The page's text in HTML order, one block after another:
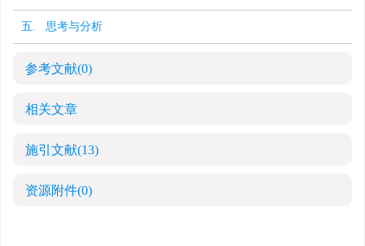
五. 思考与分析
参考文献(0)
相关文章
施引文献(13)
资源附件(0)